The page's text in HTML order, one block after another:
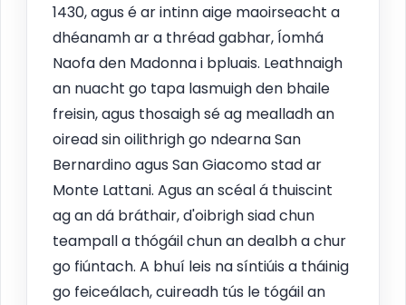
1430, agus é ar intinn aige maoirseacht a
dhéanamh ar a thréad gabhar, Íomhá
Naofa den Madonna i bpluais. Leathnaigh
an nuacht go tapa lasmuigh den bhaile
freisin, agus thosaigh sé ag mealladh an
oiread sin oilithrigh go ndearna San
Bernardino agus San Giacomo stad ar
Monte Lattani. Agus an scéal á thuiscint
ag an dá bráthair, d'oibrigh siad chun
teampall a thógáil chun an dealbh a chur
go fiúntach. A bhuí leis na síntiúis a tháinig
go feiceálach, cuireadh tús le tógáil an